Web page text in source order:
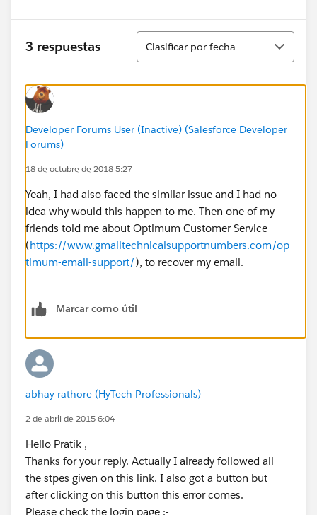
3 respuestas
Ordenar
Clasificar por fecha
Developer Forums User (Inactive) (Salesforce Developer
Forums)
18 de octubre de 2018 5:27
Yeah, I had also faced the similar issue and I had no
idea why would this happen to me. Then one of my
friends told me about Optimum Customer Service
(https://www.gmailtechnicalsupportnumbers.com/op
timum-email-support/), to recover my email.
Marcar como útil
abhay rathore (HyTech Professionals)
2 de abril de 2015 6:04
Hello Pratik ,
Thanks for your reply. Actually I already followed all
the stpes given on this link. I also got a button but
after clicking on this button this error comes.
Please check the login page :-